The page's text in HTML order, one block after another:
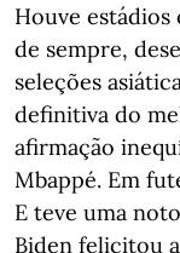
Houve
de sempre,
seleções
definitiva do
afirmação
Mbappé. Em
E teve uma
Biden felicitou